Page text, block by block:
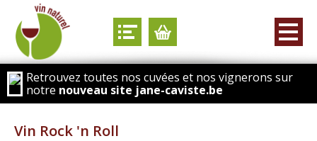
Retrouvez toutes nos cuvées et nos vignerons sur
notre nouveau site jane-caviste.be
Vin Rock 'n Roll